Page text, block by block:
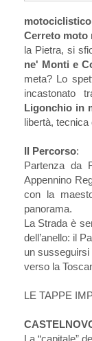
motociclistico
Cerreto moto
la Pietra, si
ne' Monti e
meta? Lo
incastonato
Ligonchio in
libertà, tecnica
Il Percorso:
Partenza da
Appennino
con la
panorama.
La Strada è
dell’anello: il
un
verso la
LE TAPPE